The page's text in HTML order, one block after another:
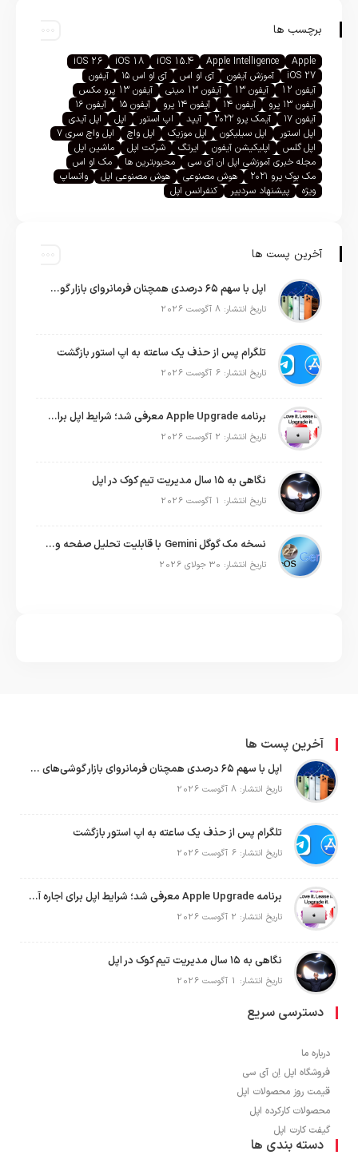
برچسب ها
Apple
Apple Intelligence
iOS 15.4
iOS 18
iOS 26
iOS 27
آموزش آیفون آی او اس آی او اس ۱۵
آیفون
آیفون 12
آیفون 13 آیفون 13 مینی
آیفون 13 پرو مکس
آیفون ۱۳ پرو
آیفون ۱۴ آیفون ۱۴ پرو آیفون ۱۵
آیفون ۱۶
آیفون ۱۷
آیمک پرو ۲۰۲۲ آیپد اپ استور اپل
اپل آیدی
اپل استور
اپل سیلیکون اپل موزیک اپل واچ
اپل واچ سری ۷
اپل گلس
اپلیکیشن آیفون ایرتگ شرکت اپل
ماشین اپل
مجله خبری آموزشی اپل ان آی سی
محبوبترین ها
مک او اس
مک بوک پرو ۲۰۲۱
هوش مصنوعی هوش مصنوعی اپل
واتساپ
ویژه
پیشنهاد سردبیر کنفرانس اپل
آخرین پست ها
اپل با سهم ۶۵ درصدی همچنان فرمانروای بازار گوشی‌های پریمیوم جهان است
تاریخ انتشار: 8 آگوست 2026
تلگرام پس از حذف یک ساعته به اپ استور بازگشت
تاریخ انتشار: 6 آگوست 2026
برنامه Apple Upgrade معرفی شد؛ شرایط اپل برای اجاره آیفون، آیپد، مک و اپل واچ
تاریخ انتشار: 2 آگوست 2026
نگاهی به ۱۵ سال مدیریت تیم کوک در اپل
تاریخ انتشار: 1 آگوست 2026
نسخه مک گوگل Gemini با قابلیت تحلیل صفحه و دستورات صوتی در به‌روزرسانی جدید
تاریخ انتشار: 30 جولای 2026
آخرین پست ها
اپل با سهم ۶۵ درصدی همچنان فرمانروای بازار گوشی‌های پریمیوم جهان است
تاریخ انتشار: 8 آگوست 2026
تلگرام پس از حذف یک ساعته به اپ استور بازگشت
تاریخ انتشار: 6 آگوست 2026
برنامه Apple Upgrade معرفی شد؛ شرایط اپل برای اجاره آیفون، آیپد، مک و اپل واچ
تاریخ انتشار: 2 آگوست 2026
نگاهی به ۱۵ سال مدیریت تیم کوک در اپل
تاریخ انتشار: 1 آگوست 2026
دسترسی سریع
درباره ما
فروشگاه اپل اِن آی سی
قیمت روز محصولات اپل
محصولات کارکرده اپل
گیفت کارت اپل
دسته بندی ها